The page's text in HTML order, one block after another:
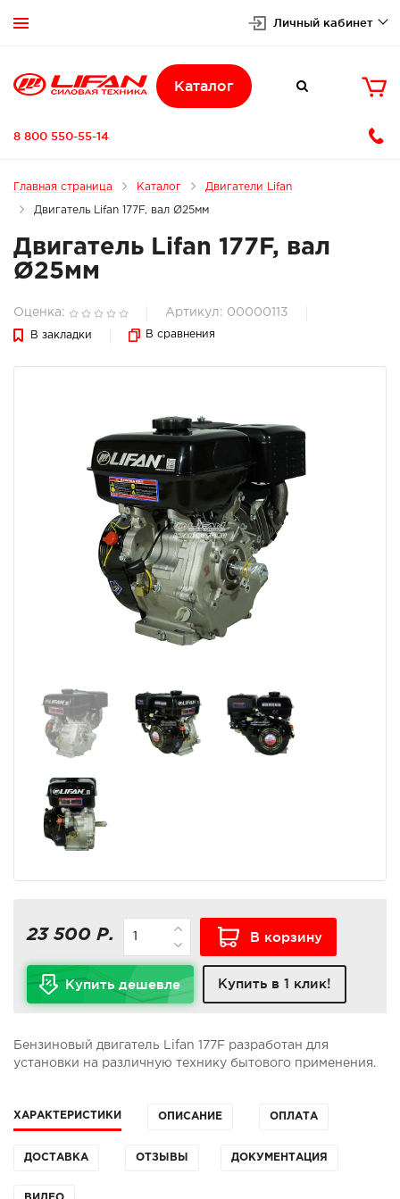
 Личный кабинет
Каталог  
8 800 550-55-14
Главная страница Каталог Двигатели Lifan
Двигатель Lifan 177F, вал Ø25мм
Двигатель Lifan 177F, вал
Ø25мм
Оценка: Артикул: 00000113
В закладки В сравнения
23 500 Р. В корзину
Купить дешевле Купить в 1 клик!
Бензиновый двигатель Lifan 177F разработан для
установки на различную технику бытового применения.
ХАРАКТЕРИСТИКИ ОПИСАНИЕ ОПЛАТА
ДОСТАВКА ОТЗЫВЫ ДОКУМЕНТАЦИЯ